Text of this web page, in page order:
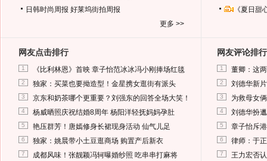
日韩时尚周报 好莱坞街拍周报
更多 >>
《夏日
网友点击排行
1 《比利林恩》首映 章子怡范冰冰冯小刚捧场红毯
2 独家：买菜也要拗造型！金星携女逛街有派头
3 京东和奶茶哪个更重要？刘强东的回答全场大笑！
4 杨威晒照庆祝结婚8周年 杨阳洋轻抚妈妈孕肚
5 艳压群芳！唐嫣修身长裙现身活动 仙气儿足
6 独家：姚晨带小土豆逛商场 购置产后新衣
7 成都风味！张靓颖冯轲曝婚纱照 吃串串打麻将
网友评论排行
1 董卿：这
2 刘德华新
3 为救母女
4 刘德华扮
5 章子怡斥
6 律师：于
7 王力宏否